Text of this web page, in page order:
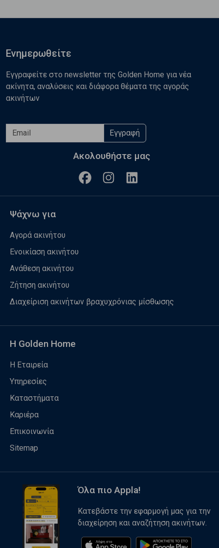
Ενημερωθείτε
Εγγραφείτε στο newsletter της Golden Home για νέα
ακίνητα, αναλύσεις και διάφορα θέματα της αγοράς
ακινήτων
Εγγραφή
Ακολουθήστε μας
Ψάχνω για
Αγορά ακινήτου
Ενοικίαση ακινήτου
Ανάθεση ακινήτου
Ζήτηση ακινήτου
Διαχείριση ακινήτων βραχυχρόνιας μίσθωσης
Η Golden Home
Η Εταιρεία
Υπηρεσίες
Καταστήματα
Καριέρα
Επικοινωνία
Sitemap
Όλα πιο Appla!
Κατεβάστε την εφαρμογή μας για την
διαχείρηση και αναζήτηση ακινήτων.